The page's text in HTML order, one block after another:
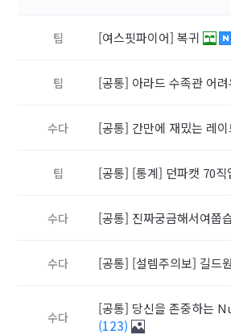
팁 [여스핏파이어] 복귀
팁 [공통] 아라드 수족관 어
수다 [공통] 간만에 재밌는 레
팁 [공통] [통계] 던파캣 70
수다 [공통] 진짜궁금해서여쭙
수다 [공통] [설렘주의보] 길드
수다
[공통] 당신을 존중하는
(123)